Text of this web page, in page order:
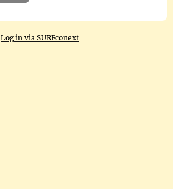
Log in via SURFconext